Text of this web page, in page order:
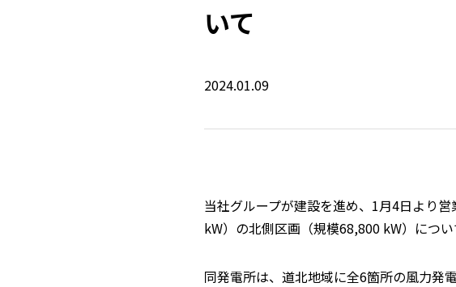
いて
2024.01.09
当社グループが建設を進め、 1月4日より
kW）の北側区画（規模68,800 kW）につ
同発電所は、道北地域に全6箇所の風力発